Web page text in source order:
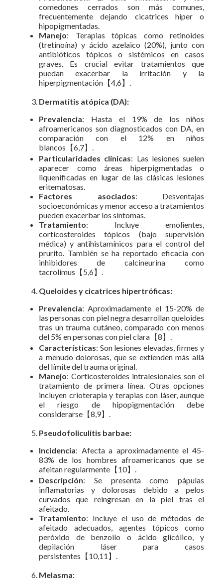
comedones cerrados son más comunes,
frecuentemente dejando cicatrices hiper o
hipopigmentadas.
Manejo: Terapias tópicas como retinoides
(tretinoína) y ácido azelaico (20%), junto con
antibióticos tópicos o sistémicos en casos
graves. Es crucial evitar tratamientos que
puedan exacerbar la irritación y la
hiperpigmentación【4,6】.
Dermatitis atópica (DA):
Prevalencia: Hasta el 19% de los niños
afroamericanos son diagnosticados con DA, en
comparación con el 12% en niños
blancos【6,7】.
Particularidades clínicas: Las lesiones suelen
aparecer como áreas hiperpigmentadas o
liquenificadas en lugar de las clásicas lesiones
eritematosas.
Factores asociados: Desventajas
socioeconómicas y menor acceso a tratamientos
pueden exacerbar los síntomas.
Tratamiento: Incluye emolientes,
corticosteroides tópicos (bajo supervisión
médica) y antihistamínicos para el control del
prurito. También se ha reportado eficacia con
inhibidores de calcineurina como
tacrolimus【5,6】.
Queloides y cicatrices hipertróficas:
Prevalencia: Aproximadamente el 15-20% de
las personas con piel negra desarrollan queloides
tras un trauma cutáneo, comparado con menos
del 5% en personas con piel clara【8】.
Características: Son lesiones elevadas, firmes y
a menudo dolorosas, que se extienden más allá
del límite del trauma original.
Manejo: Corticosteroides intralesionales son el
tratamiento de primera línea. Otras opciones
incluyen crioterapia y terapias con láser, aunque
el riesgo de hipopigmentación debe
considerarse【8,9】.
Pseudofoliculitis barbae:
Incidencia: Afecta a aproximadamente el 45-
83% de los hombres afroamericanos que se
afeitan regularmente【10】.
Descripción: Se presenta como pápulas
inflamatorias y dolorosas debido a pelos
curvados que reingresan en la piel tras el
afeitado.
Tratamiento: Incluye el uso de métodos de
afeitado adecuados, agentes tópicos como
peróxido de benzoilo o ácido glicólico, y
depilación láser para casos
persistentes【10,11】.
Melasma: